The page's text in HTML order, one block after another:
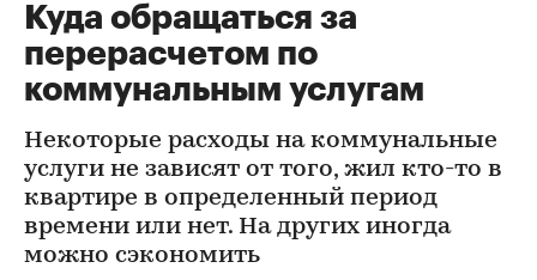
Куда обращаться за
перерасчетом по
коммунальным услугам
Некоторые расходы на коммунальные
услуги не зависят от того, жил кто-то в
квартире в определенный период
времени или нет. На других иногда
можно сэкономить